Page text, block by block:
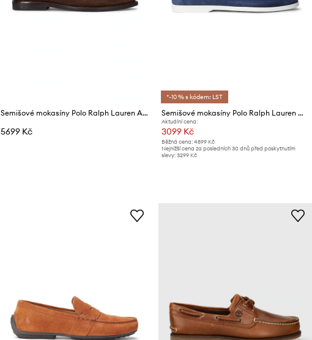
Semišové mokasíny Polo Ralph Lauren Alston Penny
5699 Kč
*-10 % s kódem: LST
Semišové mokasíny Polo Ralph Lauren Merton Vnetn
Aktuální cena:
3099 Kč
Běžná cena: 4899 Kč
Nejnižší cena za posledních 30 dnů před poskytnutím
slevy: 3299 Kč